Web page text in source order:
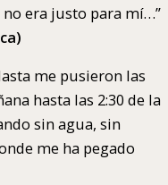
era justo para mí…”
me pusieron las
hasta las 2:30 de la
sin agua, sin
me ha pegado